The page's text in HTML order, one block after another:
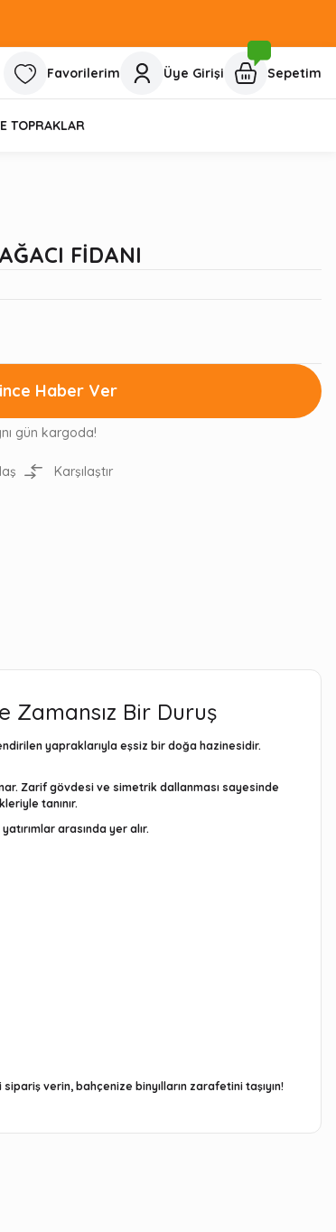
Favorilerim Üye Girişi Sepetim
TOPRAKLAR
FİDANI
Haber Ver
gün kargoda!
Karşılaştır
Zamansız Bir Duruş
yapraklarıyla eşsiz bir doğa hazinesidir.
Zarif gövdesi ve simetrik dallanması sayesinde
tanınır.
arasında yer alır.
verin, bahçenize binyılların zarafetini taşıyın!